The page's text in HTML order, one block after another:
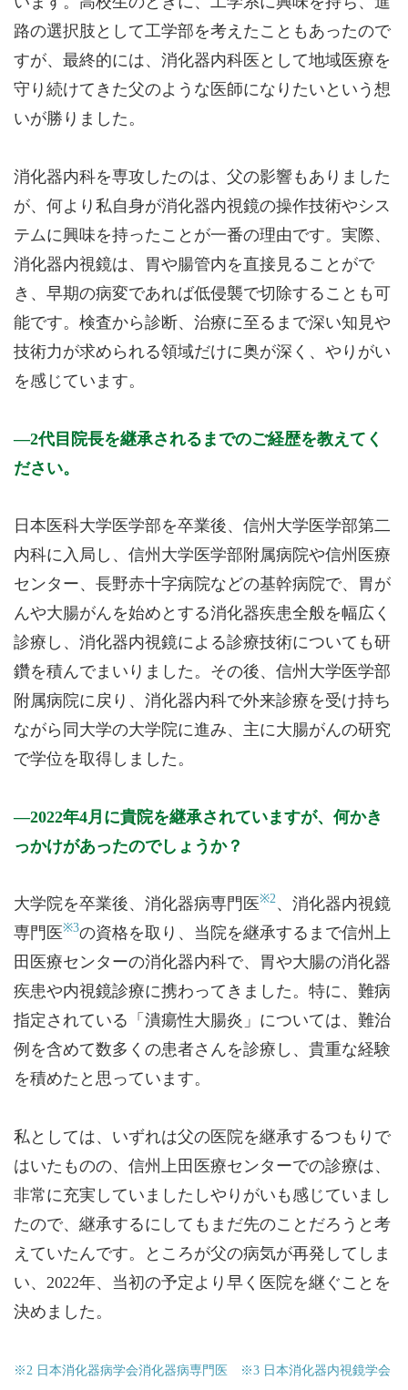
路の選択肢として工学部を考えたこともあったので
すが、最終的には、消化器内科医として地域医療を
守り続けてきた父のような医師になりたいという想
いが勝りました。
消化器内科を専攻したのは、父の影響もありました
が、何より私自身が消化器内視鏡の操作技術やシス
テムに興味を持ったことが一番の理由です。実際、
消化器内視鏡は、胃や腸管内を直接見ることがで
き、早期の病変であれば低侵襲で切除することも可
能です。検査から診断、治療に至るまで深い知見や
技術力が求められる領域だけに奥が深く、やりがい
を感じています。
2代目院長を継承されるまでのご経歴を教えてく
ださい。
日本医科大学医学部を卒業後、信州大学医学部第二
内科に入局し、信州大学医学部附属病院や信州医療
センター、長野赤十字病院などの基幹病院で、胃が
んや大腸がんを始めとする消化器疾患全般を幅広く
診療し、消化器内視鏡による診療技術についても研
鑽を積んでまいりました。その後、信州大学医学部
附属病院に戻り、消化器内科で外来診療を受け持ち
ながら同大学の大学院に進み、主に大腸がんの研究
で学位を取得しました。
2022年4月に貴院を継承されていますが、何かき
っかけがあったのでしょうか？
大学院を卒業後、消化器病専門医※2、消化器内視鏡
専門医※3の資格を取り、当院を継承するまで信州上
田医療センターの消化器内科で、胃や大腸の消化器
疾患や内視鏡診療に携わってきました。特に、難病
指定されている「潰瘍性大腸炎」については、難治
例を含めて数多くの患者さんを診療し、貴重な経験
を積めたと思っています。
私としては、いずれは父の医院を継承するつもりで
はいたものの、信州上田医療センターでの診療は、
非常に充実していましたしやりがいも感じていまし
たので、継承するにしてもまだ先のことだろうと考
えていたんです。ところが父の病気が再発してしま
い、2022年、当初の予定より早く医院を継ぐことを
決めました。
※2 日本消化器病学会消化器病専門医 ※3 日本消化器内視鏡学会